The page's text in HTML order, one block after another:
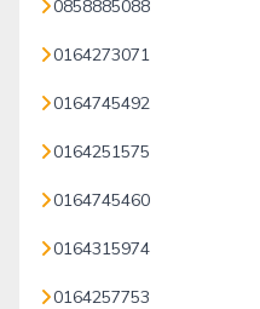
0858885088
0164273071
0164745492
0164251575
0164745460
0164315974
0164257753